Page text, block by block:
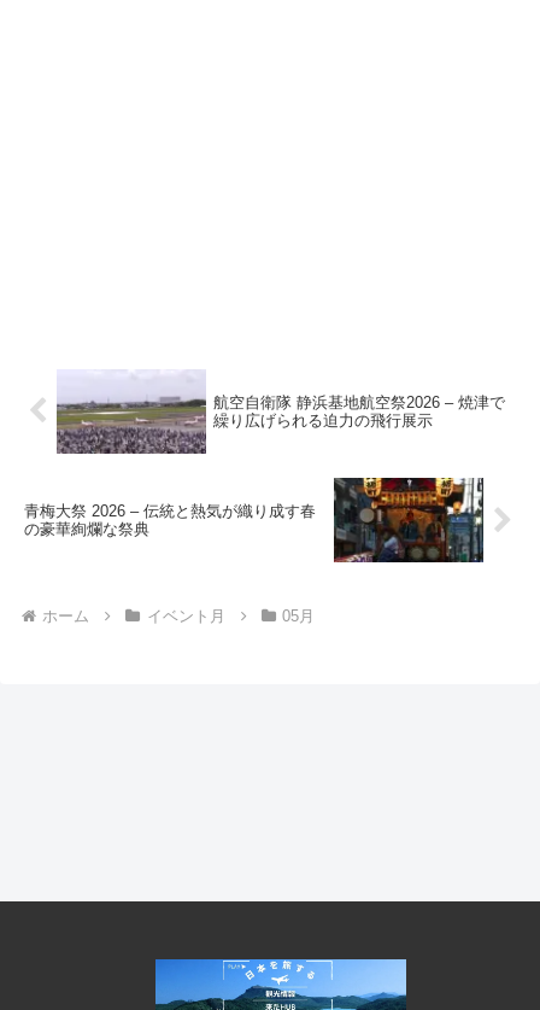
航空自衛隊 静浜基地航空祭2026 – 焼津で
繰り広げられる迫力の飛行展示
青梅大祭 2026 – 伝統と熱気が織り成す春
の豪華絢爛な祭典
ホーム イベント月 05月